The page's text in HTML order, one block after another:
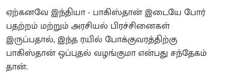
ஏற்கனவே இந்தியா - பாகிஸ்தான் இடையே போர்
பதற்றம் மற்றும் அரசியல் பிரச்சினைகள்
இருப்பதால், இந்த ரயில் போக்குவரத்திற்கு
பாகிஸ்தான் ஒப்புதல் வழங்குமா என்பது சந்தேகம்
தான்.